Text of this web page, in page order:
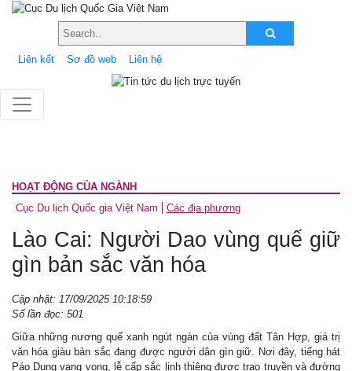
Liên kết Sơ đồ web Liên hệ
HOẠT ĐỘNG CỦA NGÀNH
Cục Du lịch Quốc gia Việt Nam
Các địa phương
Lào Cai: Người Dao vùng quế giữ
gìn bản sắc văn hóa
Cập nhật: 17/09/2025 10:18:59
Số lần đọc: 501
Giữa những nương quế xanh ngút ngàn của vùng đất Tân Hợp, giá trị
văn hóa giàu bản sắc đang được người dân gìn giữ. Nơi đây, tiếng hát
Páo Dung vang vọng, lễ cấp sắc linh thiêng được trao truyền và đường